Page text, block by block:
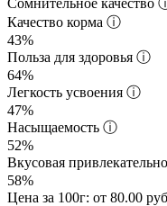
Качество корма ⓘ
43%
Польза для здоровья ⓘ
64%
Легкость усвоения ⓘ
47%
Насыщаемость ⓘ
52%
Вкусовая
58%
Цена за 100г: от 80.00